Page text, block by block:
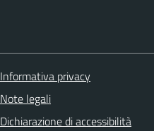
Informativa privacy
Note legali
Dichiarazione di accessibilità